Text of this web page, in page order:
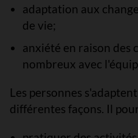
adaptation aux
de vie;
anxiété en raison des
nombreux avec
Les personnes
différentes façons. Il